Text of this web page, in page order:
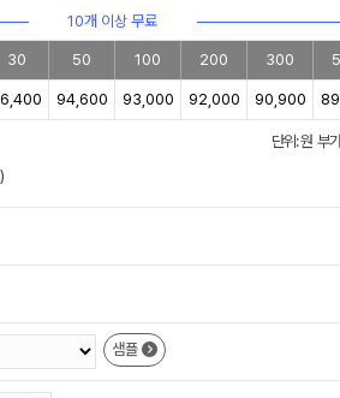
10개 이상 무료
30 50 100 200 300
94,600 93,000 92,000 90,900
단위: 원 부
샘플